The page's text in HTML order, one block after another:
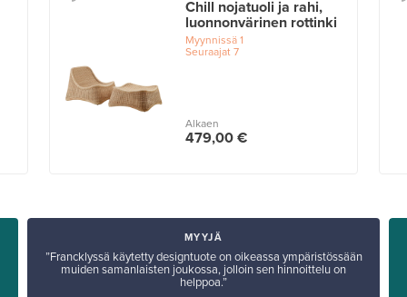
Chill nojatuoli ja rahi,
luonnonvärinen rottinki
Myynnissä1
Seuraajat7
Alkaen
479,00 €
MYYJÄ
”Francklyssä käytetty designtuote on oikeassa ympäristössään
muiden samanlaisten joukossa, jolloin sen hinnoittelu on
helppoa.”